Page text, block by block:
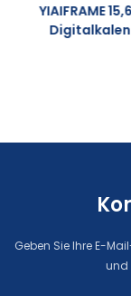
YIAIFRAME
Individuell
Geben Sie Ihre E-
und